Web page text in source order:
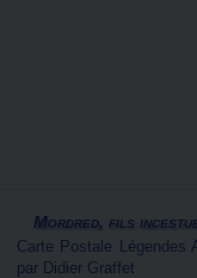
Mordred, fils
Carte Postale Légendes
par Didier Graffet